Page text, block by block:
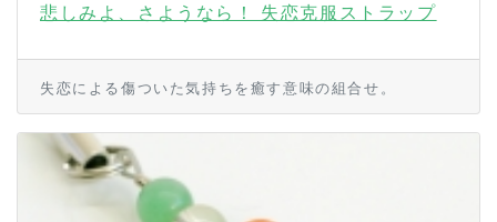
悲しみよ、さようなら！ 失恋克服ストラップ
失恋による傷ついた気持ちを癒す意味の組合せ。